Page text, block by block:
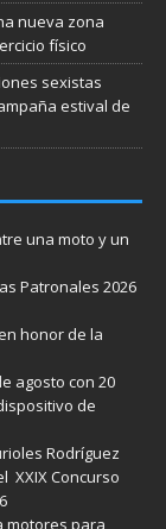
nueva zona
físico
sexistas
estival de
una moto y un
Patronales 2026
honor de la
agosto con 20
de
Rodríguez
XXIX Concurso
motores para